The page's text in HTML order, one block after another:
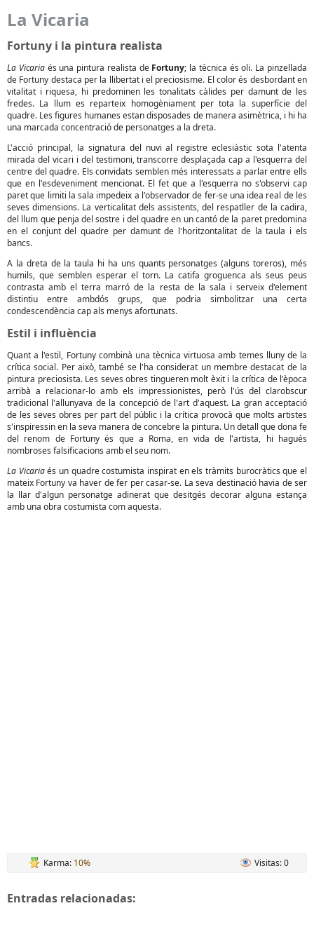
La Vicaria
Fortuny i la pintura realista
La Vicariaés una pintura realista de Fortuny; la tècnica és oli. La pinzellada
de Fortuny destaca per la llibertat i el preciosisme. El color és desbordant en
vitalitat i riquesa, hi predominen les tonalitats càlides per damunt de les
fredes. La llum es reparteix homogèniament per tota la superfície del
quadre. Les figures humanes estan disposades de manera asimètrica, i hi ha
una marcada concentració de personatges a la dreta.
L'acció principal, la signatura del nuvi al registre eclesiàstic sota l'atenta
mirada del vicari i del testimoni, transcorre desplaçada cap a l'esquerra del
centre del quadre. Els convidats semblen més interessats a parlar entre ells
que en l'esdeveniment mencionat. El fet que a l'esquerra no s'observi cap
paret que limiti la sala impedeix a l'observador de fer-se una idea real de les
seves dimensions. La verticalitat dels assistents, del respatller de la cadira,
del llum que penja del sostre i del quadre en un cantó de la paret predomina
en el conjunt del quadre per damunt de l'horitzontalitat de la taula i els
bancs.
A la dreta de la taula hi ha uns quants personatges (alguns toreros), més
humils, que semblen esperar el torn. La catifa groguenca als seus peus
contrasta amb el terra marró de la resta de la sala i serveix d'element
distintiu entre ambdós grups, que podria simbolitzar una certa
condescendència cap als menys afortunats.
Estil i influència
Quant a l'estil, Fortuny combinà una tècnica virtuosa amb temes lluny de la
crítica social. Per això, també se l'ha considerat un membre destacat de la
pintura preciosista. Les seves obres tingueren molt èxit i la crítica de l'època
arribà a relacionar-lo amb els impressionistes, però l'ús del clarobscur
tradicional l'allunyava de la concepció de l'art d'aquest. La gran acceptació
de les seves obres per part del públic i la crítica provocà que molts artistes
s'inspiressin en la seva manera de concebre la pintura. Un detall que dona fe
del renom de Fortuny és que a Roma, en vida de l'artista, hi hagués
nombroses falsificacions amb el seu nom.
La Vicariaés un quadre costumista inspirat en els tràmits burocràtics que el
mateix Fortuny va haver de fer per casar-se. La seva destinació havia de ser
la llar d'algun personatge adinerat que desitgés decorar alguna estança
amb una obra costumista com aquesta.
Karma: 10% Visitas: 0
Entradas relacionadas: